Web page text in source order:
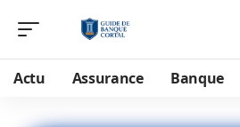
Actu Assurance Banque